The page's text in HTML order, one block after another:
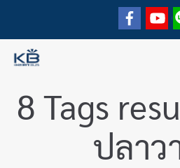
8 Tags
ปลาว